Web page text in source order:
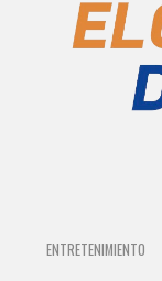
ENTRETENIMIENTO